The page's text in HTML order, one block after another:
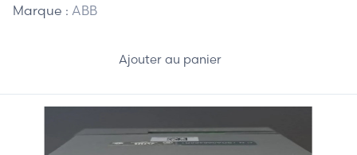
Marque : ABB
Ajouter au panier